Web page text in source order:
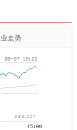
走势